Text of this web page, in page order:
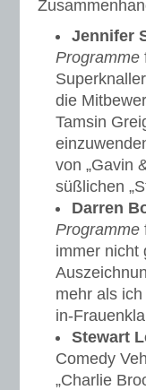
Jennifer
Programme
die
Tamsin
von „Gavin
süßlichen
Darren
Programme
immer nicht
mehr als
in-
Stewart
Comedy
„Charlie